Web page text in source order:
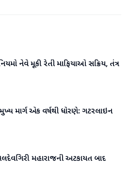
નેવે મૂકી રેતી માફિયાઓ સક્રિય, તંત્ર
માર્ગ એક વર્ષથી ધોરણે: ગટરલાઇન
મહારાજની અટકાયત બાદ